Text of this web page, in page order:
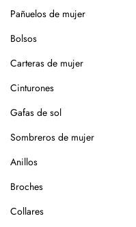
suciedad, limpiar con un
productos específicos
lugar seco y con forma
alejados de fuentes de
Para los modelos de yute,
roce, usa un cepillo suave
Siempre es mejor
para que se conserven
Si tienes alguna duda,
Pañuelos de mujer
Bolsos
Carteras de mujer
Cinturones
Gafas de sol
Sombreros de mujer
Anillos
Broches
Collares